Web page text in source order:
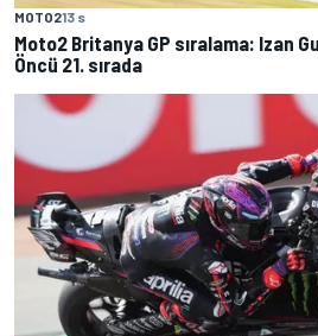
MOTO213 s
Moto2 Britanya GP sıralama: Izan
Öncü 21. sırada